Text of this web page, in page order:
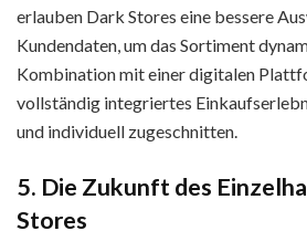
erlauben Dark Stores eine bessere
Kundendaten, um das Sortiment
Kombination mit einer digitalen
vollständig integriertes
und individuell zugeschnitten.
5. Die Zukunft des
Stores